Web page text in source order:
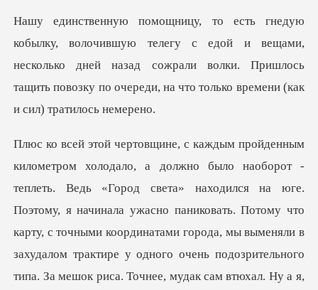
с едой и вещами,
несколько дней назад сожрали волки. Пришлось
тащить по
точными координатами города, мы выменяли в
захудалом трактире у одного очень подозрительного
типа. За мешок риса. Точнее, мудак сам втюхал. Ну а я,